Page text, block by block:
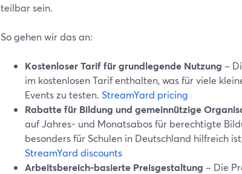
teilbar sein.
So gehen wir das an:
Kostenloser Tarif für grundlegende Nutzung –
im kostenlosen Tarif enthalten, was für viele
Events zu testen. StreamYard pricing
Rabatte für Bildung und gemeinnützige
auf Jahres- und Monatsabos für berechtigte
besonders für Schulen in Deutschland hilfreich
StreamYard discounts
Arbeitsbereich-basierte Preisgestaltung – Die